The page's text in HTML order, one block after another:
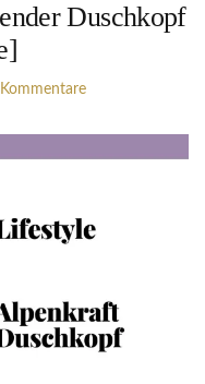
Duschkopf